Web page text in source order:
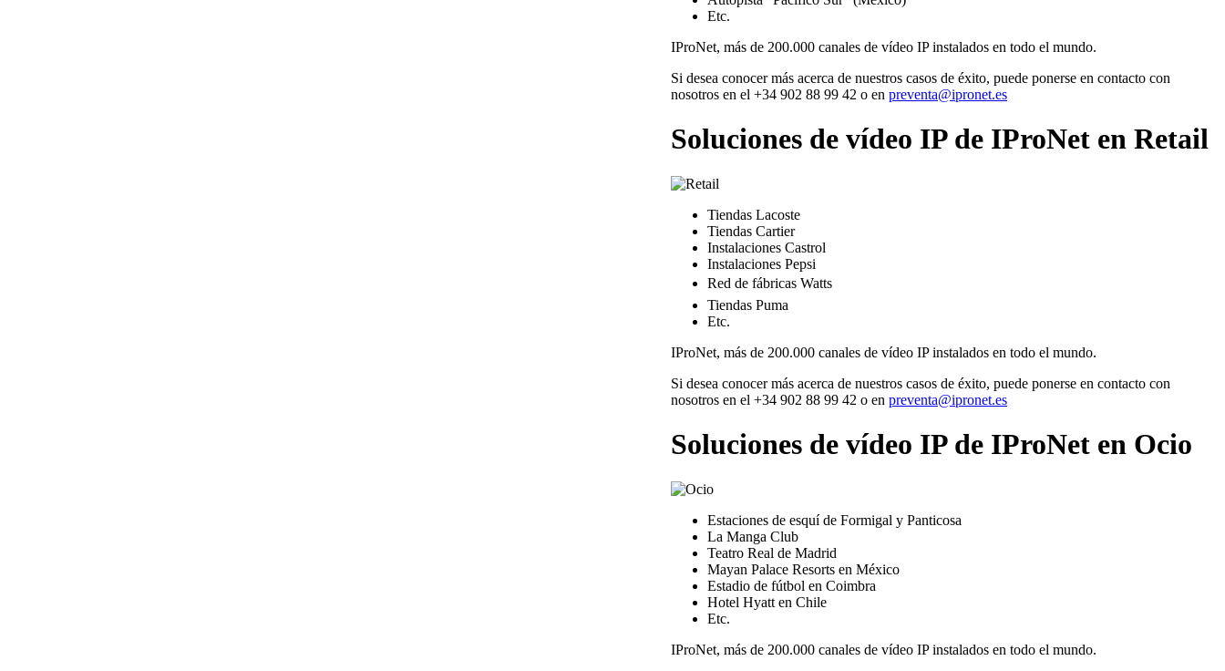
Etc.
IProNet, más de 200.000 canales de vídeo IP instalados en todo el mundo.
Si desea conocer más acerca de nuestros casos de éxito, puede ponerse en contacto con
nosotros en el +34 902 88 99 42 o en preventa@ipronet.es
Soluciones de vídeo IP de IProNet en Retail
Tiendas Lacoste
Tiendas Cartier
Instalaciones Castrol
Instalaciones Pepsi
Red de fábricas Watts
Tiendas Puma
Etc.
IProNet, más de 200.000 canales de vídeo IP instalados en todo el mundo.
Si desea conocer más acerca de nuestros casos de éxito, puede ponerse en contacto con
nosotros en el +34 902 88 99 42 o en preventa@ipronet.es
Soluciones de vídeo IP de IProNet en Ocio
Estaciones de esquí de Formigal y Panticosa
La Manga Club
Teatro Real de Madrid
Mayan Palace Resorts en México
Estadio de fútbol en Coimbra
Hotel Hyatt en Chile
Etc.
IProNet, más de 200.000 canales de vídeo IP instalados en todo el mundo.